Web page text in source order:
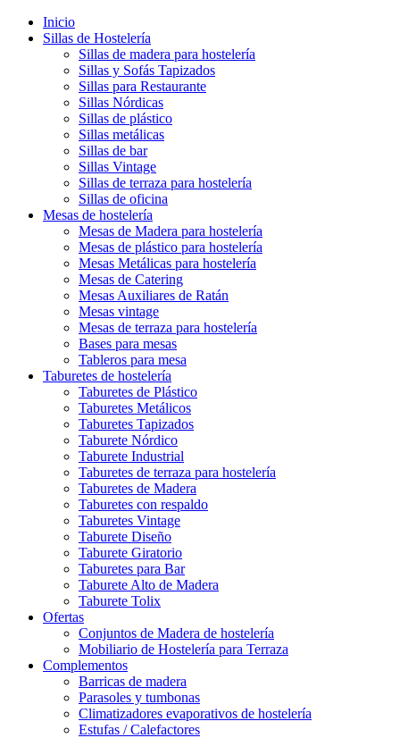
Inicio
Sillas de Hostelería
Sillas de madera para hostelería
Sillas y Sofás Tapizados
Sillas para Restaurante
Sillas Nórdicas
Sillas de plástico
Sillas metálicas
Sillas de bar
Sillas Vintage
Sillas de terraza para hostelería
Sillas de oficina
Mesas de hostelería
Mesas de Madera para hostelería
Mesas de plástico para hostelería
Mesas Metálicas para hostelería
Mesas de Catering
Mesas Auxiliares de Ratán
Mesas vintage
Mesas de terraza para hostelería
Bases para mesas
Tableros para mesa
Taburetes de hostelería
Taburetes de Plástico
Taburetes Metálicos
Taburetes Tapizados
Taburete Nórdico
Taburete Industrial
Taburetes de terraza para hostelería
Taburetes de Madera
Taburetes con respaldo
Taburetes Vintage
Taburete Diseño
Taburete Giratorio
Taburetes para Bar
Taburete Alto de Madera
Taburete Tolix
Ofertas
Conjuntos de Madera de hostelería
Mobiliario de Hostelería para Terraza
Complementos
Barricas de madera
Parasoles y tumbonas
Climatizadores evaporativos de hostelería
Estufas / Calefactores